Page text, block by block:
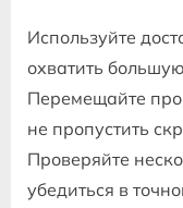
Используйте
охватить
Перемещайте
не пропустить
Проверяйте
убедиться в